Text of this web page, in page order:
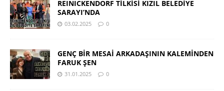
REINICKENDORF TİLKİSİ KIZIL BELEDİYE
SARAYI’NDA
03.02.2025 0
GENÇ BİR MESAİ ARKADAŞININ KALEMİNDEN
FARUK ŞEN
31.01.2025 0